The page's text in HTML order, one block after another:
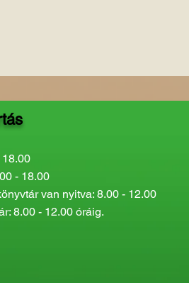
18.00
- 18.00
van nyitva: 8.00 - 12.00
8.00 - 12.00 óráig.